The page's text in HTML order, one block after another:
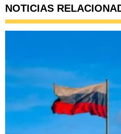
NOTICIAS